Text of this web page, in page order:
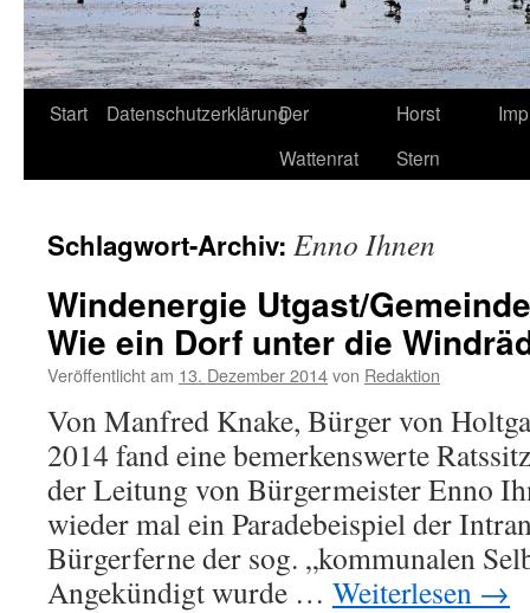
Start DatenschutzerklärungDer
Wattenrat
Horst
Stern
Schlagwort-Archiv: Enno Ihnen
Windenergie Utgast/
Wie ein Dorf unter die
Veröffentlicht am 13. Dezember 2014von Redaktion
Von Manfred Knake, Bürger von
2014 fand eine bemerkenswerte
der Leitung von Bürgermeister Enno
wieder mal ein Paradebeispiel der
Bürgerferne der sog. „kommunalen
Angekündigt wurde … Weiterlesen →